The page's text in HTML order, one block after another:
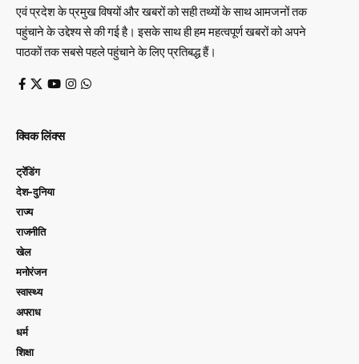
एवं प्रदेश के प्रमुख विषयों और खबरों को सही तथ्यों के साथ आमजनों तक
पहुंचाने के उद्देश्य से की गई है। इसके साथ ही हम महत्वपूर्ण खबरों को अपने
पाठकों तक सबसे पहले पहुंचाने के लिए प्रतिबद्ध हैं।
क्विक लिंक्स
ट्रेंडिंग
देश-दुनिया
राज्य
राजनीति
खेल
मनोरंजन
स्वास्थ्य
अपराध
धर्म
शिक्षा